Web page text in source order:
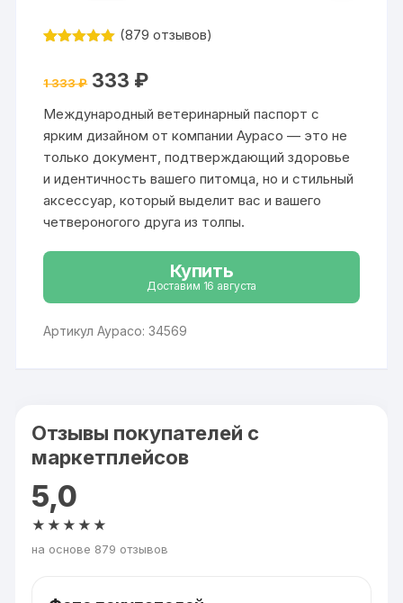
на основе
пользовател
ей
(879 отзывов)
1 333₽ Первоначальная
цена
1
333 ₽.
333 ₽Текущая
Международный ветеринарный паспорт с
ярким дизайном от компании Аурасо — это не
только документ, подтверждающий здоровье
и идентичность вашего питомца, но и стильный
аксессуар, который выделит вас и вашего
четвероногого друга из толпы.
Купить
Доставим 16 августа
Артикул Аурасо: 34569
Отзывы покупателей с
маркетплейсов
5,0
★★★★★
на основе 879 отзывов